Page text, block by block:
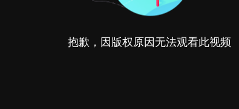
抱歉，因版权原因无法观看此视频